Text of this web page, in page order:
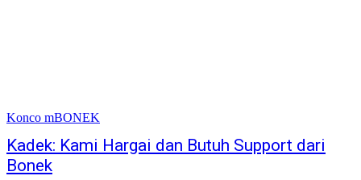
Konco mBONEK
Kadek: Kami Hargai dan Butuh Support dari
Bonek